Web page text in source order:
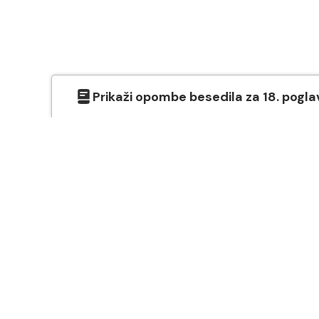
Prikaži opombe besedila za 18.